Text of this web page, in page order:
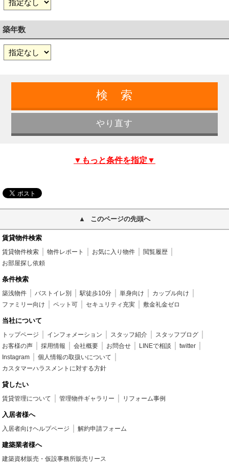
築年数
▼もっと条件を指定▼
このページの先頭へ
賃貸物件検索
賃貸物件検索 物件レポート お気に入り物件
閲覧履歴
お部屋探し依頼
条件検索
築浅物件 バストイレ別 駅徒歩10分 単身向け
カップル向け
ファミリー向け
ペット可 セキュリティ充実 敷金礼金ゼロ
当社について
トップページ インフォメーション スタッフ紹介
スタッフブログ
お客様の声
採用情報 会社概要 お問合せ LINEで相談
twitter
Instagram
個人情報の取扱いについて
カスタマーハラスメントに対する方針
貸したい
賃貸管理について 管理物件ギャラリー リフォーム事例
入居者様へ
入居者向けヘルプページ 解約申請フォーム
建築業者様へ
建築資材販売・仮設事務所販売リース